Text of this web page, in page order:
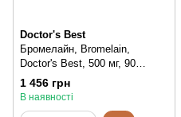
Doctor's Best
Бромелайн, Bromelain,
Doctor's Best, 500 мг, 90
капсул, 90 шт
1 456 грн
В наявності